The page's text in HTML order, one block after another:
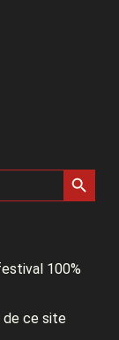
Search Button
100%
de ce site